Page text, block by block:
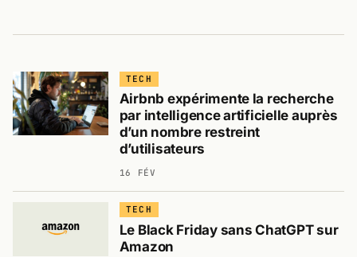
TECH
Airbnb expérimente la recherche
par intelligence artificielle auprès
d’un nombre restreint
d’utilisateurs
16 FÉV
TECH
Le Black Friday sans ChatGPT sur
Amazon